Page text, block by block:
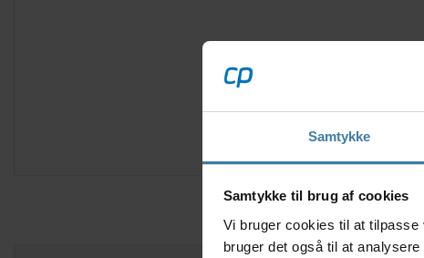
Samtykke
Samtykke til brug af cookies
Vi bruger cookies til at
bruger det også til at